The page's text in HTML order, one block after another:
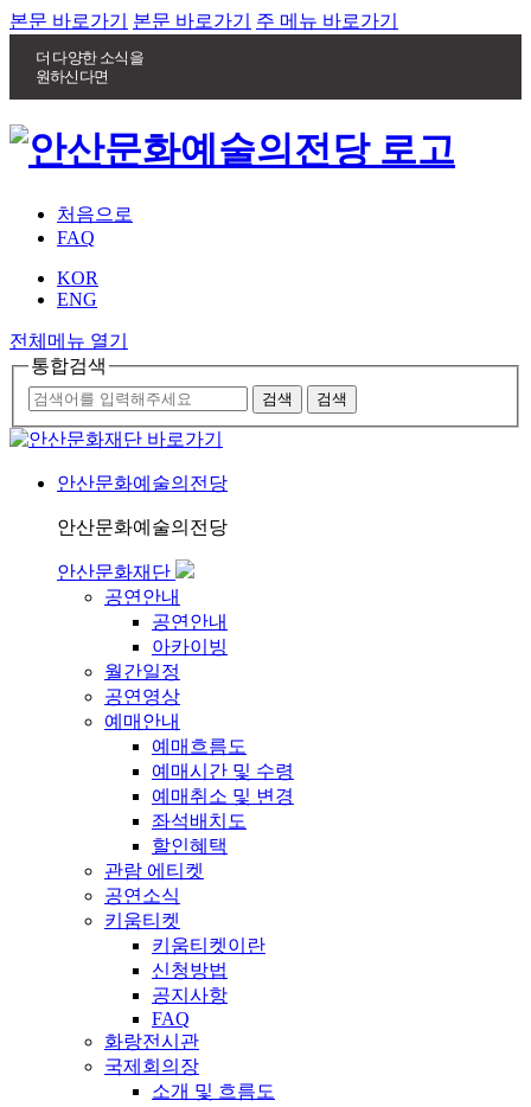
본문 바로가기 본문 바로가기 주 메뉴 바로가기
더 다양한 소식을
원하신다면
처음으로
FAQ
KOR
ENG
전체메뉴 열기
통합검색
안산문화예술의전당
안산문화예술의전당
안산문화재단
공연안내
공연안내
아카이빙
월간일정
공연영상
예매안내
예매흐름도
예매시간 및 수령
예매취소 및 변경
좌석배치도
할인혜택
관람 에티켓
공연소식
키움티켓
키움티켓이란
신청방법
공지사항
FAQ
화랑전시관
국제회의장
소개 및 흐름도